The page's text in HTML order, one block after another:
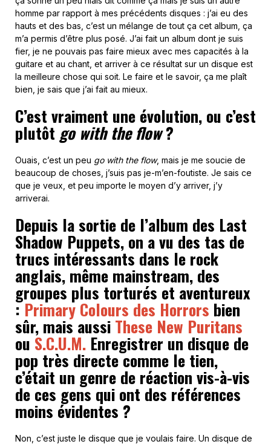
homme par rapport à mes précédents disques : j’ai eu des
hauts et des bas, c’est un mélange de tout ça cet album, ça
m’a permis d’être plus posé. J’ai fait un album dont je suis
fier, je ne pouvais pas faire mieux avec mes capacités à la
guitare et au chant, et arriver à ce résultat sur un disque est
la meilleure chose qui soit. Le faire et le savoir, ça me plaît
bien, je sais que j’ai fait au mieux.
C’est vraiment une évolution, ou c’est
plutôt go with the flow?
Ouais, c’est un peu go with the flow, mais je me soucie de
beaucoup de choses, j’suis pas je-m’en-foutiste. Je sais ce
que je veux, et peu importe le moyen d’y arriver, j’y
arriverai.
Depuis la sortie de l’album des Last
Shadow Puppets, on a vu des tas de
trucs intéressants dans le rock
anglais, même mainstream, des
groupes plus torturés et aventureux
:Primary Colours des Horrors bien
sûr, mais aussi These New Puritans
ou S.C.U.M. Enregistrer un disque de
pop très directe comme le tien,
c’était un genre de réaction vis-à-vis
de ces gens qui ont des références
moins évidentes ?
Non, c’est juste le disque que je voulais faire. Un disque de